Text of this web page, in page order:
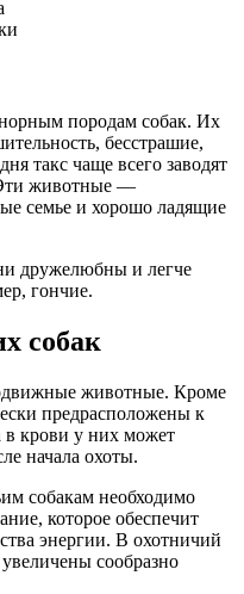
породам собак. Их
бесстрашие,
такс чаще всего заводят
животные —
семье и хорошо ладящие
дружелюбны и легче
гончие.
собак
животные. Кроме
предрасположены к
в крови у них может
начала охоты.
собакам необходимо
которое обеспечит
энергии. В охотничий
сообразно